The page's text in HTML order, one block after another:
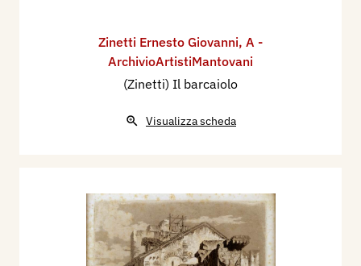
Zinetti Ernesto Giovanni, A -
ArchivioArtistiMantovani
(Zinetti) Il barcaiolo
Visualizza scheda